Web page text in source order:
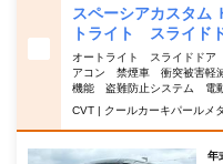
スペーシアカスタ
トライト スライド
オートライト スライドド
アコン 禁煙車 衝突被害軽
機能 盗難防止システム 電
CVT | クールカーキパールメ
年